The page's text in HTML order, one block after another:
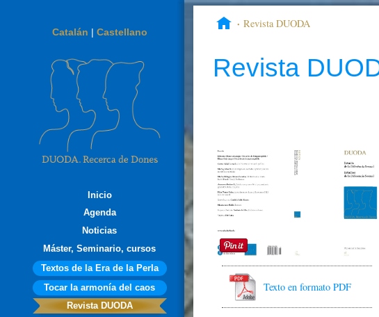
Catalán | Castellano
Inicio
Agenda
Noticias
Máster, Seminario, cursos
Textos de la Era de la Perla
Tocar la armonía del caos
Revista DUODA
Revista DUODA
Revista
Texto en formato PDF